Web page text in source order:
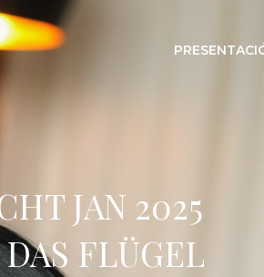
JAN 2025
FLÜGEL